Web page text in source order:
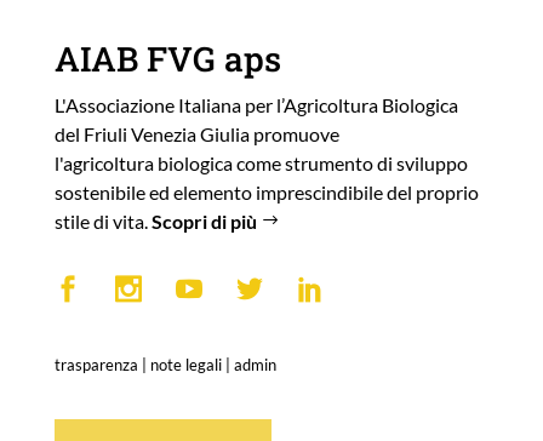
AIAB FVG aps
L'Associazione Italiana per l’Agricoltura Biologica
del Friuli Venezia Giulia promuove
l'agricoltura biologica come strumento di sviluppo
sostenibile ed elemento imprescindibile del proprio
stile di vita. Scopri di più
trasparenza note legali| admin